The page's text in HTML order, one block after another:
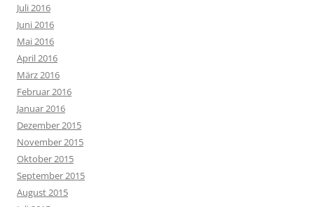
Juli 2016
Juni 2016
Mai 2016
April 2016
März 2016
Februar 2016
Januar 2016
Dezember 2015
November 2015
Oktober 2015
September 2015
August 2015